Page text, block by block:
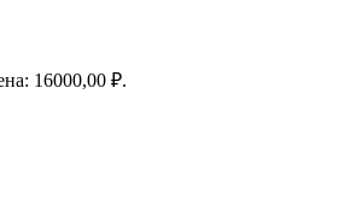
16000,00 ₽.